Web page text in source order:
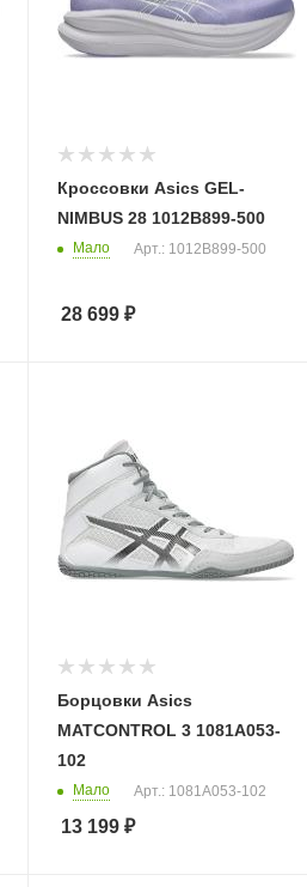
Кроссовки Asics GEL-
NIMBUS 28 1012B899-500
Мало Арт.: 1012B899-500
28 699 ₽
Борцовки Asics
MATCONTROL 3 1081A053-
102
Мало Арт.: 1081A053-102
13 199 ₽